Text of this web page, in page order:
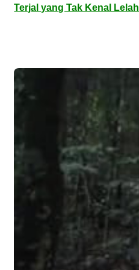
Terjal yang Tak Kenal Lelah